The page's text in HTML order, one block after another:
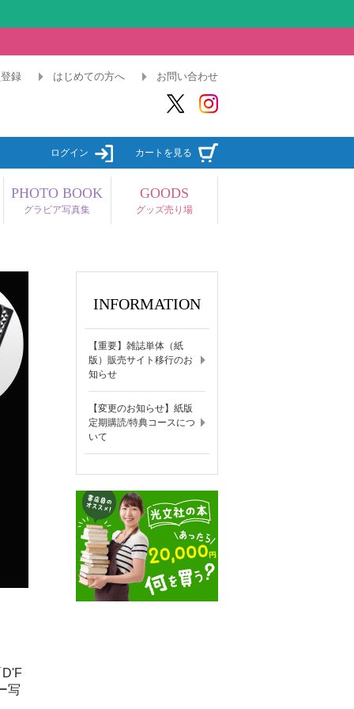
録 はじめての方へ お問い合わせ
ログイン カートを見る
PHOTO BOOK
グラビア写真集
GOODS
グッズ売り場
D'F
写
INFORMATION
【重要】雑誌単体（紙
版）販売サイト移行のお
知らせ
【変更のお知らせ】紙版
定期購読/特典コースにつ
いて